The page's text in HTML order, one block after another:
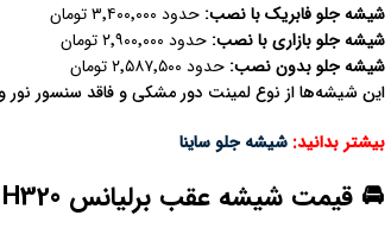
شیشه جلو فابریک با نصب: حدود ۳٬۴۰۰٬۰۰۰ تومان
شیشه جلو بازاری با نصب: حدود ۲٬۹۰۰٬۰۰۰ تومان
شیشه جلو بدون نصب: حدود ۲٬۵۸۷٬۵۰۰ تومان
این شیشه‌ها از نوع لمینت دور مشکی و فاقد سنسور نور
بیشتر بدانید: شیشه جلو ساینا
🚘 قیمت شیشه عقب برلیانس H320